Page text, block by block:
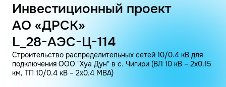
Инвестиционный проект
АО «ДРСК»
L_28-АЭС-Ц-114
Строительство распределительных сетей 10/0.4 кВ для
подключения ООО "Хуа Дун" в с. Чигири (ВЛ 10 кВ – 2х0.15
км, ТП 10/0.4 кВ – 2х0.4 МВА)